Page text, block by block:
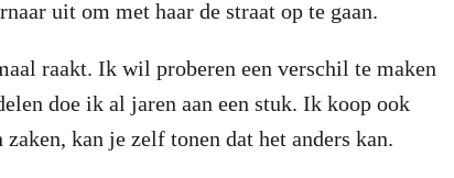
uit om met haar de straat op te gaan.
raakt. Ik wil proberen een verschil te maken
doe ik al jaren aan een stuk. Ik koop ook
kan je zelf tonen dat het anders kan.